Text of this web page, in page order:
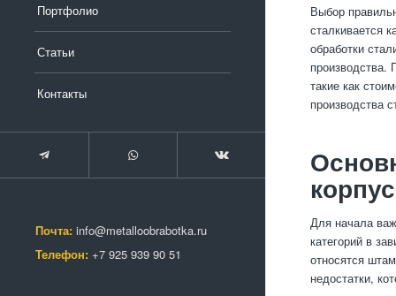
Портфолио
Статьи
Контакты
Почта: info@metalloobrabotka.ru
Телефон: +7 925 939 90 51
Выбор
сталкивается
обработки
производства.
такие как
производства
Для начала
категорий в
относятся
недостатки,